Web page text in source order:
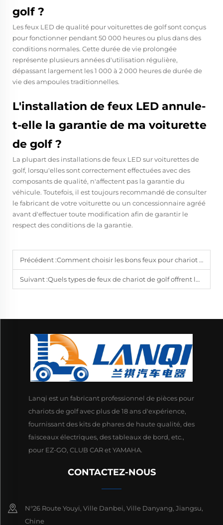
golf ?
Les feux LED de qualité pour voiturettes de golf sont conçus
pour fonctionner pendant 50 000 heures ou plus dans des
conditions normales. Cette durée de vie prolongée
représente plusieurs années d'utilisation régulière,
dépassant largement les 1 000 à 2 000 heures de durée de
vie des ampoules traditionnelles.
L'installation de feux LED annule-
t-elle la garantie de ma voiturette
de golf ?
La plupart des installations de feux LED sur voiturettes de
golf, lorsqu'elles sont correctement effectuées avec des
composants de qualité, n'affectent pas la garantie du
véhicule. Toutefois, il est toujours recommandé de consulter
le fabricant de votre voiturette ou un concessionnaire agréé
avant d'effectuer toute modification afin de garantir le
respect des conditions de la garantie.
Précédent :Comment choisir les bons feux pour chariot de golf en matière de sécurité ?
Suivant :Quels types de feux de chariot de golf offrent la meilleure illumination ?
Lanqi est un fabricant professionnel de pièces pour
chariots de golf avec plus de 18 ans d'expérience,
fournissant des kits de phares de haute qualité, des
faisceaux électriques, des tableaux de bord, etc.,
pour EZ-GO, CLUB CAR et YAMAHA.
CONTACTEZ-NOUS
N°26 Route Youyi, Ville Danbei, Ville Danyang, Jiangsu,
Chine